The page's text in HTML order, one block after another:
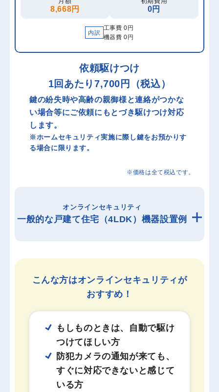
8,668円 0円
内訳
工事費 0円
機器費 0円
依頼駆けつけ
1回あたり7,700円（税込）
鍵の紛失時や高齢の親御様と連絡がつかな
い場合等にご依頼にもとづき駆けつけ対応
します。
※ホームセキュリティ実施に際し鍵をお預かりす
る場合に限ります。
※価格は全て税込です。
オンラインセキュリティ
一般的な戸建て住宅（4LDK）機器設置例
こんな方はオンラインセキュリティが
おすすめ！
もしものときは、自動で駆け
つけてほしい方
防犯カメラの通知が来ても、
すぐに対応できないと感じて
いる方